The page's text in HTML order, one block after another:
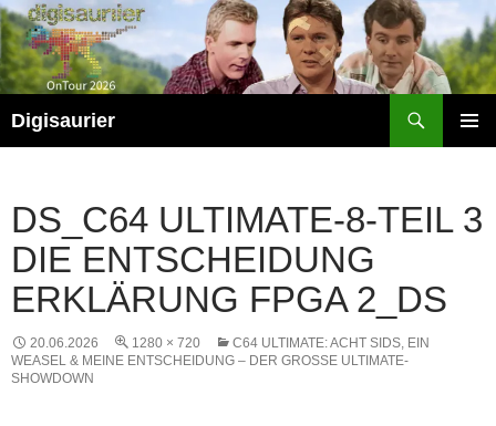
Zum
Inhalt
springen
Digisaurier
DS_C64 ULTIMATE-8-TEIL 3
DIE ENTSCHEIDUNG
ERKLÄRUNG FPGA 2_DS
20.06.2026 1280 × 720
C64 ULTIMATE: ACHT SIDS, EIN
WEASEL & MEINE ENTSCHEIDUNG – DER GROSSE ULTIMATE-S
HOWDOWN